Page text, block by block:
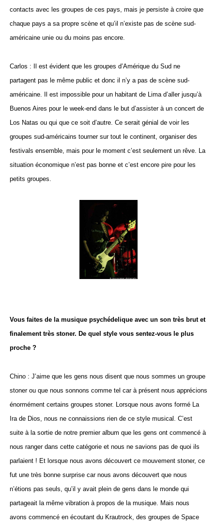
contacts avec les groupes de ces pays, mais je persiste à croire que
chaque pays a sa propre scène et qu’il n’existe pas de scène sud-
américaine unie ou du moins pas encore.
Carlos : Il est évident que les groupes d’Amérique du Sud ne
partagent pas le même public et donc il n’y a pas de scène sud-
américaine. Il est impossible pour un habitant de Lima d’aller jusqu’à
Buenos Aires pour le week-end dans le but d’assister à un concert de
Los Natas ou qui que ce soit d’autre. Ce serait génial de voir les
groupes sud-américains tourner sur tout le continent, organiser des
festivals ensemble, mais pour le moment c’est seulement un rêve. La
situation économique n’est pas bonne et c’est encore pire pour les
petits groupes.
Vous faites de la musique psychédelique avec un son très brut et
finalement très stoner. De quel style vous sentez-vous le plus
proche ?
Chino : J’aime que les gens nous disent que nous sommes un groupe
stoner ou que nous sonnons comme tel car à présent nous apprécions
énormément certains groupes stoner. Lorsque nous avons formé La
Ira de Dios, nous ne connaissions rien de ce style musical. C’est
suite à la sortie de notre premier album que les gens ont commencé à
nous ranger dans cette catégorie et nous ne savions pas de quoi ils
parlaient ! Et lorsque nous avons découvert ce mouvement stoner, ce
fut une très bonne surprise car nous avons découvert que nous
n’étions pas seuls, qu’il y avait plein de gens dans le monde qui
partageait la même vibration à propos de la musique. Mais nous
avons commencé en écoutant du Krautrock, des groupes de Space